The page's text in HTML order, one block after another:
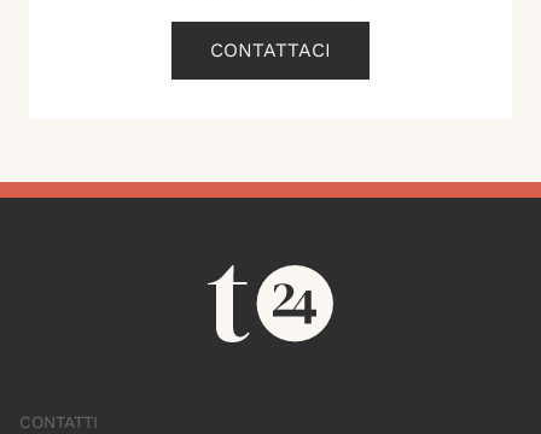
CONTATTACI
CONTATTI